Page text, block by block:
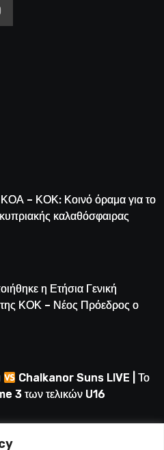
– ΚΟΚ: Κοινό όραμα για το
καλαθόσφαιρας
η Ετήσια Γενική
ΚΟΚ – Νέος Πρόεδρος ο
Chalkanor Suns LIVE | Το
3 των τελικών U16